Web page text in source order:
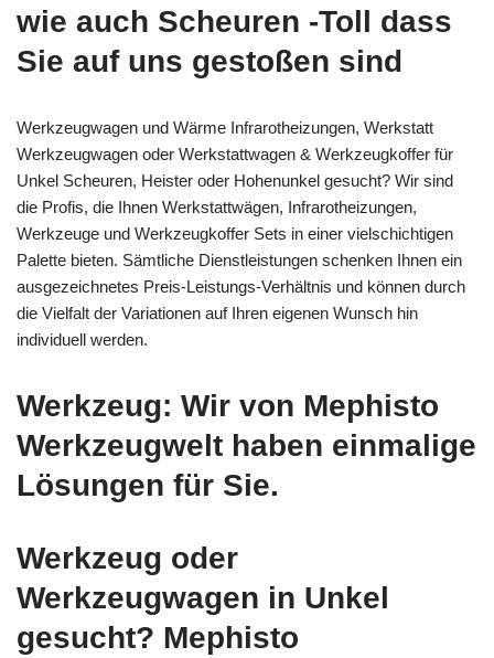
wie auch Scheuren -Toll dass
Sie auf uns gestoßen sind
Werkzeugwagen und Wärme Infrarotheizungen, Werkstatt
Werkzeugwagen oder Werkstattwagen & Werkzeugkoffer für
Unkel Scheuren, Heister oder Hohenunkel gesucht? Wir sind
die Profis, die Ihnen Werkstattwägen, Infrarotheizungen,
Werkzeuge und Werkzeugkoffer Sets in einer vielschichtigen
Palette bieten. Sämtliche Dienstleistungen schenken Ihnen ein
ausgezeichnetes Preis-Leistungs-Verhältnis und können durch
die Vielfalt der Variationen auf Ihren eigenen Wunsch hin
individuell werden.
Werkzeug: Wir von Mephisto
Werkzeugwelt haben einmalige
Lösungen für Sie.
Werkzeug oder
Werkzeugwagen in Unkel
gesucht? Mephisto